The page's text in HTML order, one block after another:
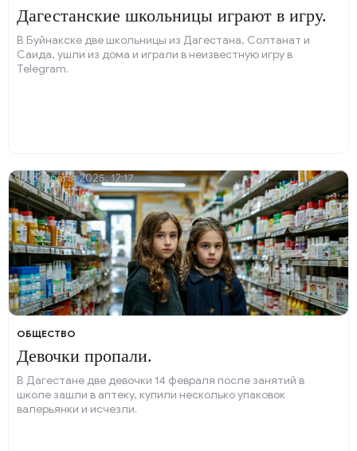
Дагестанские школьницы играют в игру.
В Буйнакске две школьницы из Дагестана, Солтанат и
Саида, ушли из дома и играли в неизвестную игру в
Telegram.
ОБЩЕСТВО
Девочки пропали.
В Дагестане две девочки 14 февраля после занятий в
школе зашли в аптеку, купили несколько упаковок
валерьянки и исчезли.
15 февраля 2025, 12:17